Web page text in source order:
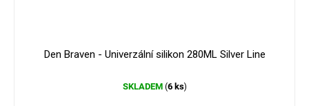
Den Braven - Univerzální silikon 280ML Silver Line
SKLADEM (6 ks)